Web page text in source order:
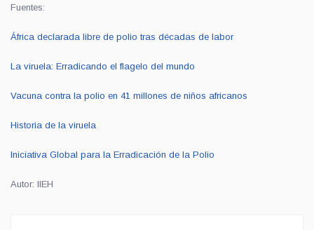
Fuentes:
África declarada libre de polio tras décadas de labor
La viruela: Erradicando el flagelo del mundo
Vacuna contra la polio en 41 millones de niños africanos
Historia de la viruela
Iniciativa Global para la Erradicación de la Polio
Autor: IIEH